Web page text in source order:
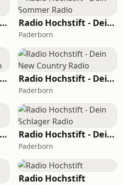
Radio Hochstift - Dein Dance Radio Radio Hochstift - Dein Sommer Radio
Paderborn
Radio Hochstift - Dein Singer/Songwriter Radio Radio Hochstift - Dein New Country Radio
Paderborn
Radio Hochstift - Dein Lounge Radio Radio Hochstift - Dein Schlager Radio
Paderborn
Radio Hochstift